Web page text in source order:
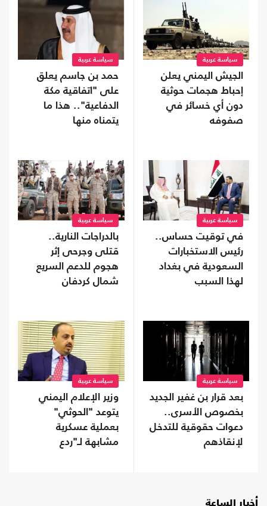
سياسة عربية
الجيش اليمني يعلن
إحباط هجمات حوثية
دون أي خسائر في
صفوفه
سياسة عربية
حمد بن جاسم يعلق
على "اتفاقية مكة
الدفاعية".. هذا ما
يتمناه منها
سياسة عربية
في توقيت حساس..
رئيس الاستخبارات
السعودية في بغداد
لهذا السبب
سياسة عربية
بالدراجات النارية..
قتلى وجرحى إثر
هجوم للدعم السريع
شمال كردفان
سياسة عربية
بعد قرار بن غفير الجديد
بخصوص الأسرى..
دعوات حقوقية للتدخل
لإنقاذهم
سياسة عربية
وزير الإعلام اليمني
يتوعد "الحوثي"
بعملية عسكرية
مشابهة لـ"ردع
أخبار الساعة